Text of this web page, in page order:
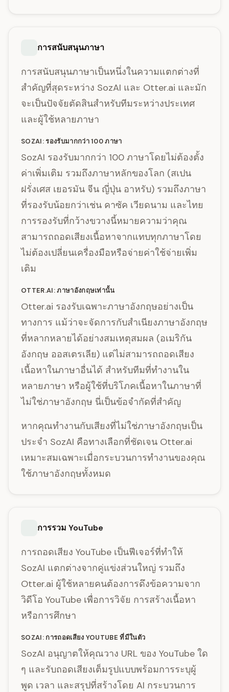
การสนับสนุนภาษา
การสนับสนุนภาษาเป็นหนึ่งในความแตกต่างที่
สำคัญที่สุดระหว่าง SozAI และ Otter.ai และมัก
จะเป็นปัจจัยตัดสินสำหรับทีมระหว่างประเทศ
และผู้ใช้หลายภาษา
SOZAI: รองรับมากกว่า 100 ภาษา
SozAI รองรับมากกว่า 100 ภาษาโดยไม่ต้องตั้ง
ค่าเพิ่มเติม รวมถึงภาษาหลักของโลก (สเปน
ฝรั่งเศส เยอรมัน จีน ญี่ปุ่น อาหรับ) รวมถึงภาษา
ที่รองรับน้อยกว่าเช่น คาซัค เวียดนาม และไทย
การรองรับที่กว้างขวางนี้หมายความว่าคุณ
สามารถถอดเสียงเนื้อหาจากแทบทุกภาษาโดย
ไม่ต้องเปลี่ยนเครื่องมือหรือจ่ายค่าใช้จ่ายเพิ่ม
เติม
OTTER.AI: ภาษาอังกฤษเท่านั้น
Otter.ai รองรับเฉพาะภาษาอังกฤษอย่างเป็น
ทางการ แม้ว่าจะจัดการกับสำเนียงภาษาอังกฤษ
ที่หลากหลายได้อย่างสมเหตุสมผล (อเมริกัน
อังกฤษ ออสเตรเลีย) แต่ไม่สามารถถอดเสียง
เนื้อหาในภาษาอื่นได้ สำหรับทีมที่ทำงานใน
หลายภาษา หรือผู้ใช้ที่บริโภคเนื้อหาในภาษาที่
ไม่ใช่ภาษาอังกฤษ นี่เป็นข้อจำกัดที่สำคัญ
หากคุณทำงานกับเสียงที่ไม่ใช่ภาษาอังกฤษเป็น
ประจำ SozAI คือทางเลือกที่ชัดเจน Otter.ai
เหมาะสมเฉพาะเมื่อกระบวนการทำงานของคุณ
ใช้ภาษาอังกฤษทั้งหมด
การรวม YouTube
การถอดเสียง YouTube เป็นฟีเจอร์ที่ทำให้
SozAI แตกต่างจากคู่แข่งส่วนใหญ่ รวมถึง
Otter.ai ผู้ใช้หลายคนต้องการดึงข้อความจาก
วิดีโอ YouTube เพื่อการวิจัย การสร้างเนื้อหา
หรือการศึกษา
SOZAI: การถอดเสียง YOUTUBE ที่มีในตัว
SozAI อนุญาตให้คุณวาง URL ของ YouTube ใด
ๆ และรับถอดเสียงเต็มรูปแบบพร้อมการระบุผู้
พูด เวลา และสรุปที่สร้างโดย AI กระบวนการ